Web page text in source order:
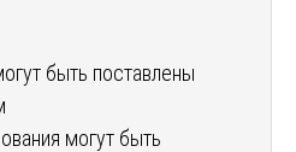
быть поставлены
могут быть